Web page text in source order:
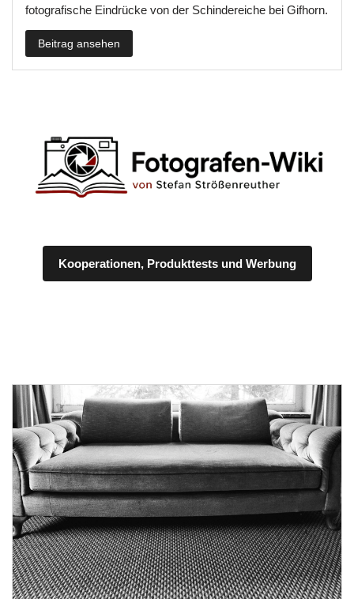
fotografische Eindrücke von der Schindereiche bei Gifhorn.
Beitrag ansehen
Kooperationen, Produkttests und Werbung